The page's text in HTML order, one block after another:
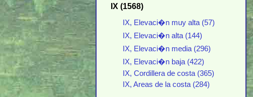
IX (1568)
IX, Elevaci�n muy alta (57)
IX, Elevaci�n alta (144)
IX, Elevaci�n media (296)
IX, Elevaci�n baja (422)
IX, Cordillera de costa (365)
IX, Areas de la costa (284)